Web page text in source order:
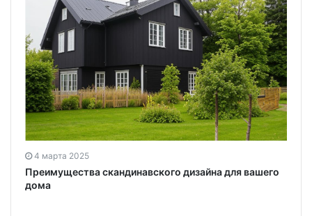
4 марта 2025
Преимущества скандинавского дизайна для вашего
дома